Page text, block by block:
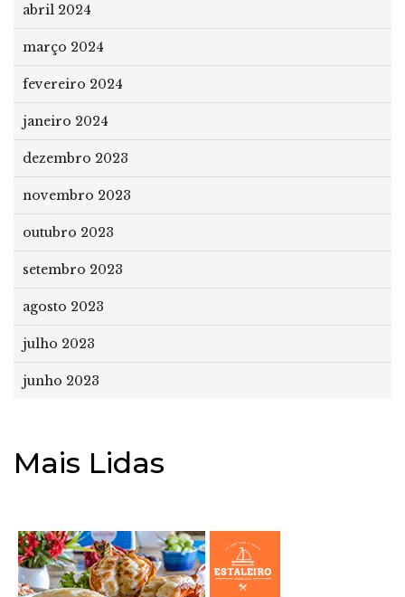
abril 2024
março 2024
fevereiro 2024
janeiro 2024
dezembro 2023
novembro 2023
outubro 2023
setembro 2023
agosto 2023
julho 2023
junho 2023
Mais Lidas